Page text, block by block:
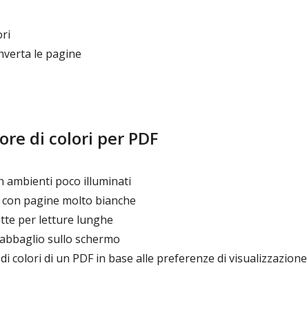
le pagine
di colori per PDF
ambienti poco illuminati
pagine molto bianche
per letture lunghe
sullo schermo
colori di un PDF in base alle preferenze di visualizzazione